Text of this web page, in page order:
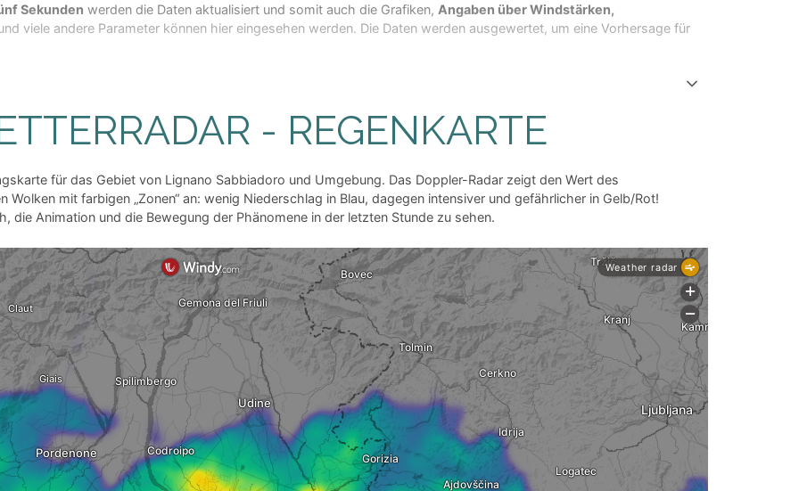
Sekunden werden die Daten aktualisiert und somit auch die Grafiken, Angaben über Windstärken,
viele andere Parameter können hier eingesehen werden. Die Daten werden ausgewertet, um eine Vorhersage für
- REGENKARTE
für das Gebiet von Lignano Sabbiadoro und Umgebung. Das Doppler-Radar zeigt den Wert des
Wolken mit farbigen „Zonen“ an: wenig Niederschlag in Blau, dagegen intensiver und gefährlicher in Gelb/Rot!
die Animation und die Bewegung der Phänomene in der letzten Stunde zu sehen.